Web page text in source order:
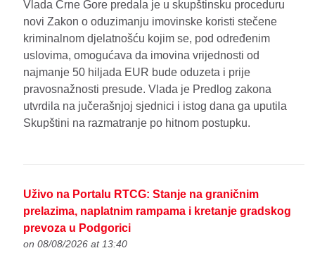
Vlada Crne Gore predala je u skupštinsku proceduru
novi Zakon o oduzimanju imovinske koristi stečene
kriminalnom djelatnošću kojim se, pod određenim
uslovima, omogućava da imovina vrijednosti od
najmanje 50 hiljada EUR bude oduzeta i prije
pravosnažnosti presude. Vlada je Predlog zakona
utvrdila na jučerašnjoj sjednici i istog dana ga uputila
Skupštini na razmatranje po hitnom postupku.
Uživo na Portalu RTCG: Stanje na graničnim
prelazima, naplatnim rampama i kretanje gradskog
prevoza u Podgorici
on 08/08/2026 at 13:40